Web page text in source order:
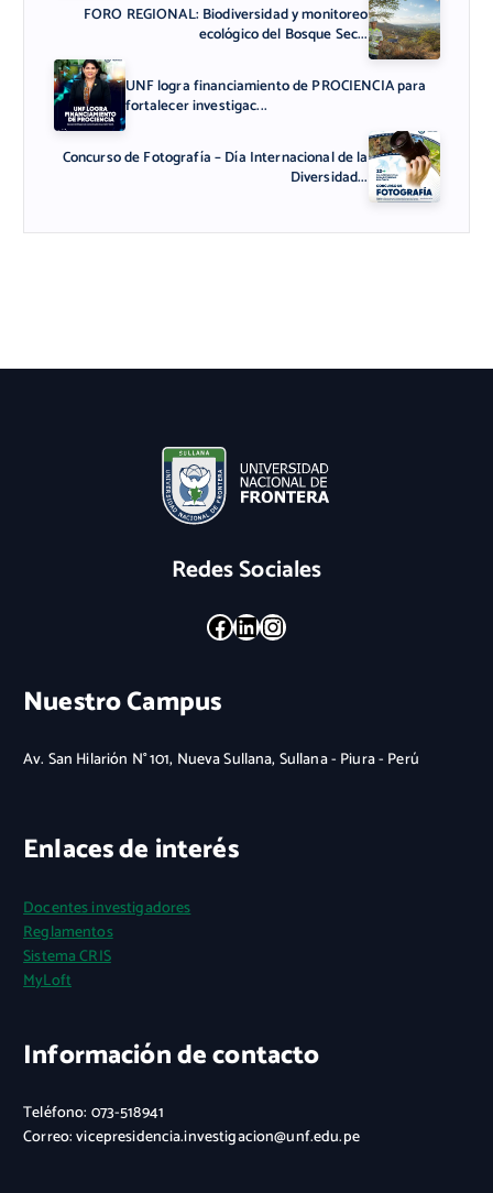
FORO REGIONAL: Biodiversidad y monitoreo
ecológico del Bosque Sec...
UNF logra financiamiento de PROCIENCIA para
fortalecer investigac...
Concurso de Fotografía – Día Internacional de la
Diversidad...
Redes Sociales
Facebook LinkedIn Instagram
Nuestro Campus
Av. San Hilarión N° 101, Nueva Sullana, Sullana - Piura - Perú
Enlaces de interés
Docentes investigadores
Reglamentos
Sistema CRIS
MyLoft
Información de contacto
Teléfono: 073-518941
Correo: vicepresidencia.investigacion@unf.edu.pe